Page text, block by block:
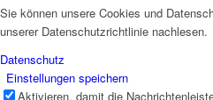
Sie können unsere Cookies und
unserer Datenschutzrichtlinie nachlesen.
Datenschutz
Einstellungen speichern
Aktivieren, damit die